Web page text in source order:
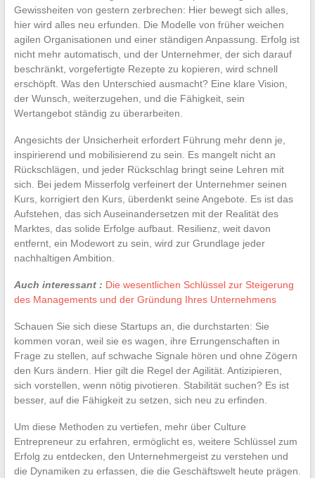
Gewissheiten von gestern zerbrechen: Hier bewegt sich alles,
hier wird alles neu erfunden. Die Modelle von früher weichen
agilen Organisationen und einer ständigen Anpassung. Erfolg ist
nicht mehr automatisch, und der Unternehmer, der sich darauf
beschränkt, vorgefertigte Rezepte zu kopieren, wird schnell
erschöpft. Was den Unterschied ausmacht? Eine klare Vision,
der Wunsch, weiterzugehen, und die Fähigkeit, sein
Wertangebot ständig zu überarbeiten.
Angesichts der Unsicherheit erfordert Führung mehr denn je,
inspirierend und mobilisierend zu sein. Es mangelt nicht an
Rückschlägen, und jeder Rückschlag bringt seine Lehren mit
sich. Bei jedem Misserfolg verfeinert der Unternehmer seinen
Kurs, korrigiert den Kurs, überdenkt seine Angebote. Es ist das
Aufstehen, das sich Auseinandersetzen mit der Realität des
Marktes, das solide Erfolge aufbaut. Resilienz, weit davon
entfernt, ein Modewort zu sein, wird zur Grundlage jeder
nachhaltigen Ambition.
Auch interessant : Die wesentlichen Schlüssel zur Steigerung
des Managements und der Gründung Ihres Unternehmens
Schauen Sie sich diese Startups an, die durchstarten: Sie
kommen voran, weil sie es wagen, ihre Errungenschaften in
Frage zu stellen, auf schwache Signale hören und ohne Zögern
den Kurs ändern. Hier gilt die Regel der Agilität. Antizipieren,
sich vorstellen, wenn nötig pivotieren. Stabilität suchen? Es ist
besser, auf die Fähigkeit zu setzen, sich neu zu erfinden.
Um diese Methoden zu vertiefen, mehr über Culture
Entrepreneur zu erfahren, ermöglicht es, weitere Schlüssel zum
Erfolg zu entdecken, den Unternehmergeist zu verstehen und
die Dynamiken zu erfassen, die die Geschäftswelt heute prägen.